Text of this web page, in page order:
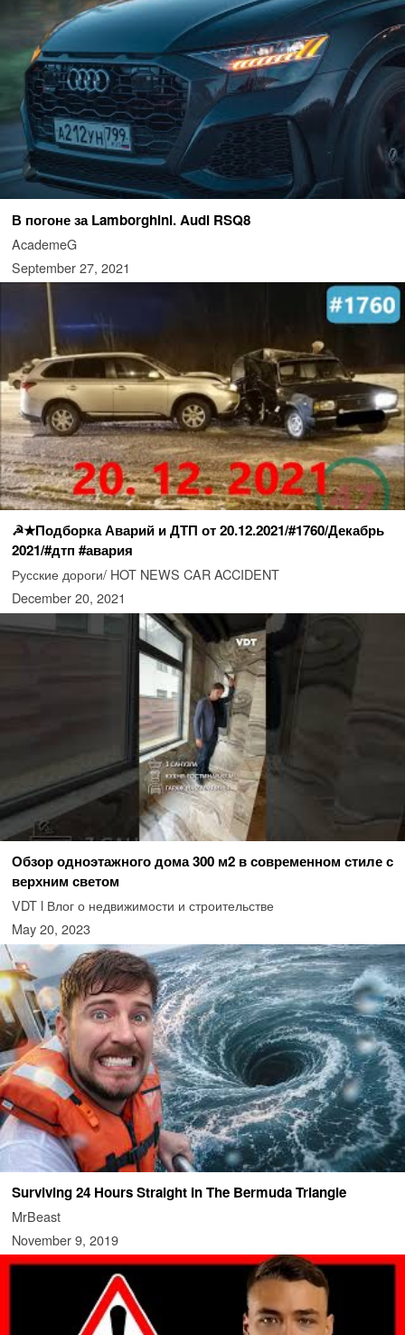
В погоне за Lamborghini. Audi RSQ8
AcademeG
September 27, 2021
☭★Подборка Аварий и ДТП от 20.12.2021/#1760/Декабрь
2021/#дтп #авария
Русские дороги/ HOT NEWS CAR ACCIDENT
December 20, 2021
Обзор одноэтажного дома 300 м2 в современном стиле с
верхним светом
VDT l Влог о недвижимости и строительстве
May 20, 2023
Surviving 24 Hours Straight In The Bermuda Triangle
MrBeast
November 9, 2019